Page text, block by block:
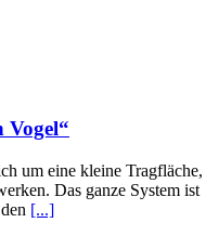
Vogel“
um eine kleine Tragfläche,
Das ganze System ist
[...]